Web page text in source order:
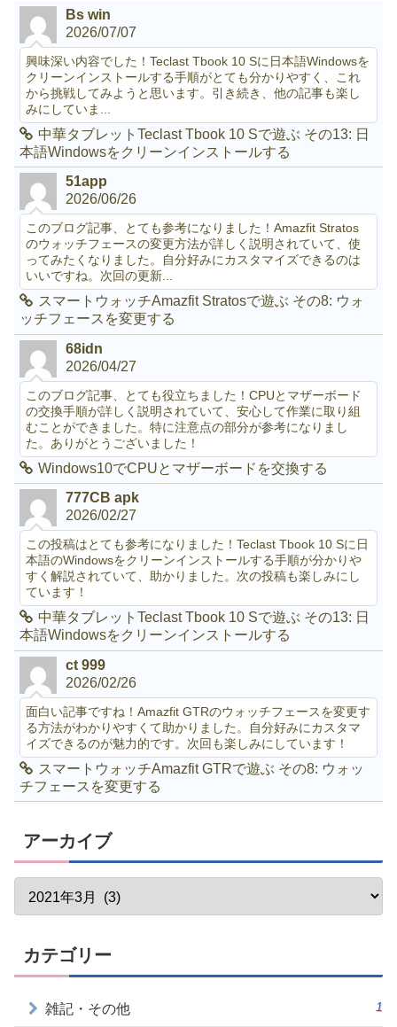
Bs win
2026/07/07
興味深い内容でした！Teclast Tbook 10 Sに日本語Windowsを
クリーンインストールする手順がとても分かりやすく、これ
から挑戦してみようと思います。引き続き、他の記事も楽し
みにしていま...
中華タブレットTeclast Tbook 10 Sで遊ぶ その13: 日
本語Windowsをクリーンインストールする
51app
2026/06/26
このブログ記事、とても参考になりました！Amazfit Stratos
のウォッチフェースの変更方法が詳しく説明されていて、使
ってみたくなりました。自分好みにカスタマイズできるのは
いいですね。次回の更新...
スマートウォッチAmazfit Stratosで遊ぶ その8: ウォ
ッチフェースを変更する
68idn
2026/04/27
このブログ記事、とても役立ちました！CPUとマザーボード
の交換手順が詳しく説明されていて、安心して作業に取り組
むことができました。特に注意点の部分が参考になりまし
た。ありがとうございました！
Windows10でCPUとマザーボードを交換する
777CB apk
2026/02/27
この投稿はとても参考になりました！Teclast Tbook 10 Sに日
本語のWindowsをクリーンインストールする手順が分かりや
すく解説されていて、助かりました。次の投稿も楽しみにし
ています！
中華タブレットTeclast Tbook 10 Sで遊ぶ その13: 日
本語Windowsをクリーンインストールする
ct 999
2026/02/26
面白い記事ですね！Amazfit GTRのウォッチフェースを変更す
る方法がわかりやすくて助かりました。自分好みにカスタマ
イズできるのが魅力的です。次回も楽しみにしています！
スマートウォッチAmazfit GTRで遊ぶ その8: ウォッ
チフェースを変更する
アーカイブ
カテゴリー
雑記・その他 1